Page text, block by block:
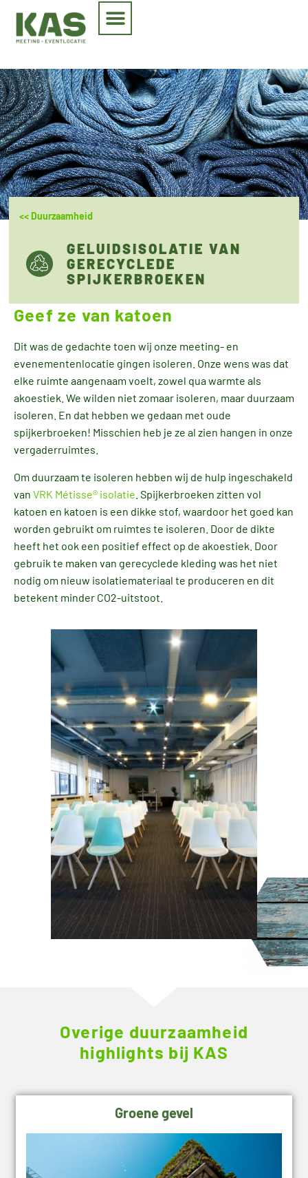
<< Duurzaamheid
GELUIDSISOLATIE VAN
GERECYCLEDE
SPIJKERBROEKEN
Geef ze van katoen
Dit was de gedachte toen wij onze meeting- en
evenementenlocatie gingen isoleren. Onze wens was dat
elke ruimte aangenaam voelt, zowel qua warmte als
akoestiek. We wilden niet zomaar isoleren, maar duurzaam
isoleren. En dat hebben we gedaan met oude
spijkerbroeken! Misschien heb je ze al zien hangen in onze
vergaderruimtes.
Om duurzaam te isoleren hebben wij de hulp ingeschakeld
van VRK Métisse® isolatie . Spijkerbroeken zitten vol
katoen en katoen is een dikke stof, waardoor het goed kan
worden gebruikt om ruimtes te isoleren. Door de dikte
heeft het ook een positief effect op de akoestiek. Door
gebruik te maken van gerecyclede kleding was het niet
nodig om nieuw isolatiemateriaal te produceren en dit
betekent minder CO2-uitstoot.
Overige duurzaamheid
highlights bij KAS
Groene gevel